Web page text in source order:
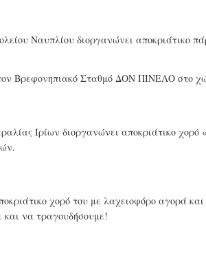
Ναυπλίου διοργανώνει αποκριάτικο
Βρεφονηπιακό Σταθμό ΔΟΝ ΠΙΝΕΛΟ στο
Ιρίων διοργανώνει αποκριάτικο χορό
χορό του με λαχειοφόρο αγορά
να τραγουδήσουμε!